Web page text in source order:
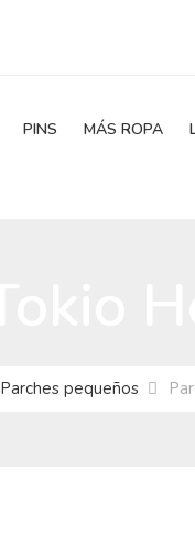
PINS MÁS ROPA
Parches pequeños